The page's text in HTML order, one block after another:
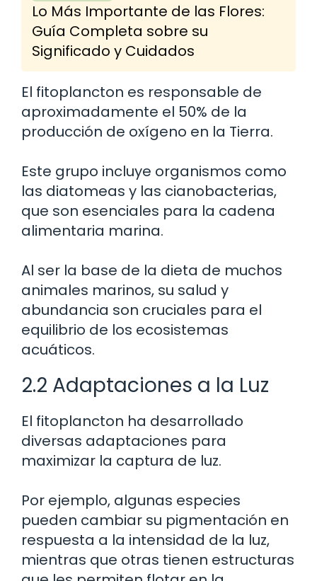
Lo Más Importante de las Flores:
Guía Completa sobre su
Significado y Cuidados
El fitoplancton es responsable de
aproximadamente el 50% de la
producción de oxígeno en la Tierra.
Este grupo incluye organismos como
las diatomeas y las cianobacterias,
que son esenciales para la cadena
alimentaria marina.
Al ser la base de la dieta de muchos
animales marinos, su salud y
abundancia son cruciales para el
equilibrio de los ecosistemas
acuáticos.
2.2 Adaptaciones a la Luz
El fitoplancton ha desarrollado
diversas adaptaciones para
maximizar la captura de luz.
Por ejemplo, algunas especies
pueden cambiar su pigmentación en
respuesta a la intensidad de la luz,
mientras que otras tienen estructuras